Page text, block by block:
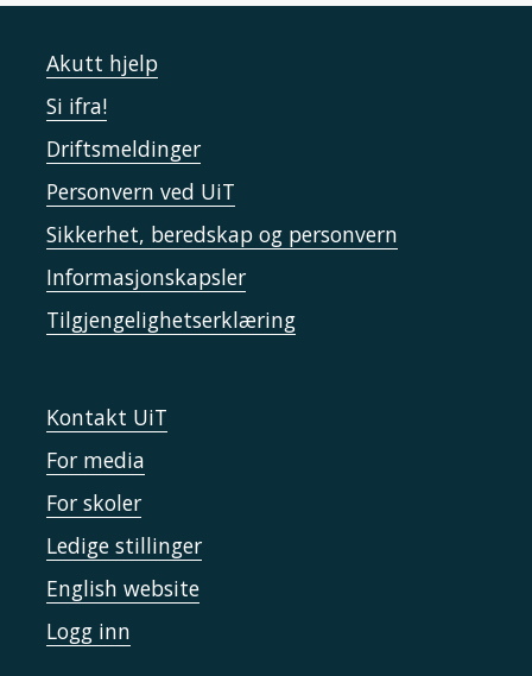
Akutt hjelp
Si ifra!
Driftsmeldinger
Personvern ved UiT
Sikkerhet, beredskap og personvern
Informasjonskapsler
Tilgjengelighetserklæring
Kontakt UiT
For media
For skoler
Ledige stillinger
English website
Logg inn